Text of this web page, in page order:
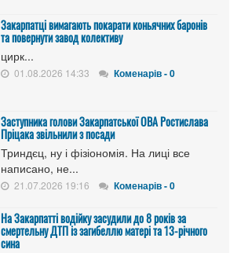
Закарпатці вимагають покарати коньячних баронів
та повернути завод колективу
цирк...
01.08.2026 14:33 Коменарів - 0
Заступника голови Закарпатської ОВА Ростислава
Пріцака звільнили з посади
Триндєц, ну і фізіономія. На лиці все
написано, не...
21.07.2026 19:16 Коменарів - 0
На Закарпатті водійку засудили до 8 років за
смертельну ДТП із загибеллю матері та 13-річного
сина